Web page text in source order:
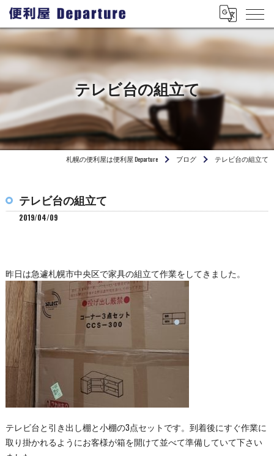
テレビ台の組立て
札幌の便利屋は便利屋 Departure ブログ テレビ台の組立て
テレビ台の組立て
2019/04/09
昨日は急遽札幌市中央区で家具の組立て作業をしてきました。
テレビ台と引き出し棚と小棚の3点セットです。到着後にすぐ作業に
取り掛かれるようにお客様が箱を開けて並べて準備していて下さい